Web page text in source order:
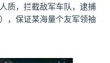
质，拦截敌军车队，逮捕
，保证某海量个友军领袖